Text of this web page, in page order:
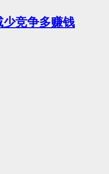
少竞争多赚钱